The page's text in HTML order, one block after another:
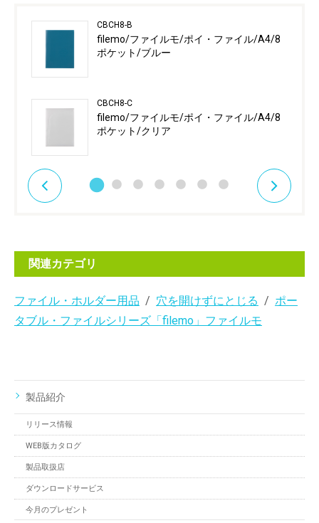
CBCH8-B
filemo/ファイルモ/ポイ・ファイル/A4/8
ポケット/ブルー
CBCH8-C
filemo/ファイルモ/ポイ・ファイル/A4/8
ポケット/クリア
関連カテゴリ
ファイル・ホルダー用品 穴を開けずにとじる
ポー
タブル・ファイルシリーズ「filemo」ファイルモ
製品紹介
リリース情報
WEB版カタログ
製品取扱店
ダウンロードサービス
今月のプレゼント